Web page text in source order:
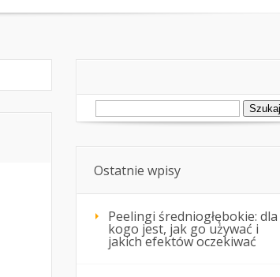
Szukaj:
Ostatnie wpisy
Peelingi średniogłębokie: dla
kogo jest, jak go używać i
jakich efektów oczekiwać